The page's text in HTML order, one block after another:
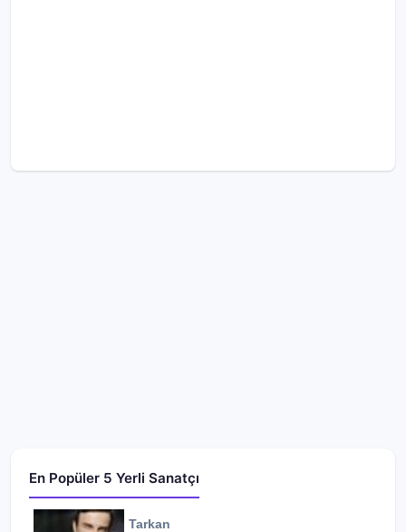
En Popüler 5 Yerli Sanatçı
Tarkan